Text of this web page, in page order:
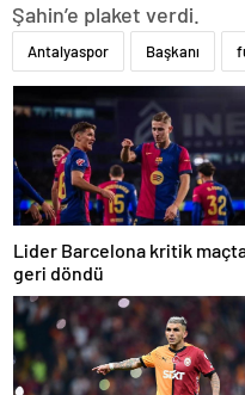
Şahin’e plaket verdi.
Antalyaspor Başkanı
Lider Barcelona kritik
geri döndü